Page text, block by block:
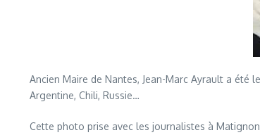
Ancien Maire de Nantes, Jean-Marc Ayrault a été
Argentine, Chili, Russie…
Cette photo prise avec les journalistes à